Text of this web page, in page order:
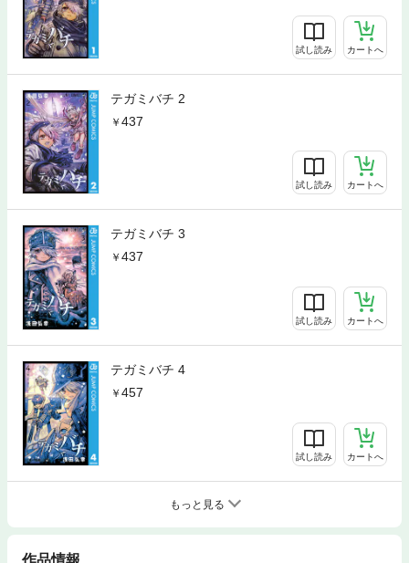
試し読み カートへ
テガミバチ 2
437
試し読み カートへ
テガミバチ 3
437
試し読み カートへ
テガミバチ 4
457
試し読み カートへ
もっと見る
作品情報